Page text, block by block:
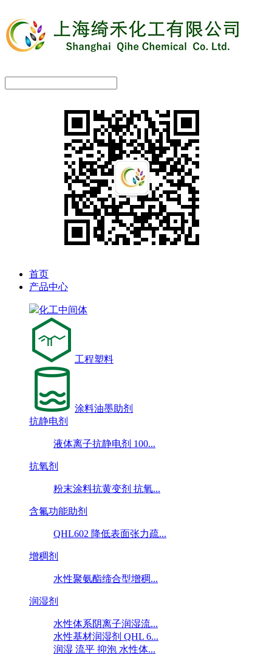
首页
产品中心
化工中间体
工程塑料
涂料油墨助剂
抗静电剂
液体离子抗静电剂 100...
抗氧剂
粉末涂料抗黄变剂 抗氧...
含氟功能助剂
QHL602 降低表面张力疏...
增稠剂
水性聚氨酯缔合型增稠...
润湿剂
水性体系阴离子润湿流...
水性基材润湿剂 QHL 6...
润湿 流平 抑泡 水性体...